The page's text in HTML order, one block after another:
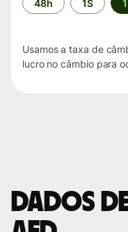
de
48h 1S
Usamos a taxa de
lucro no câmbio para
Dados